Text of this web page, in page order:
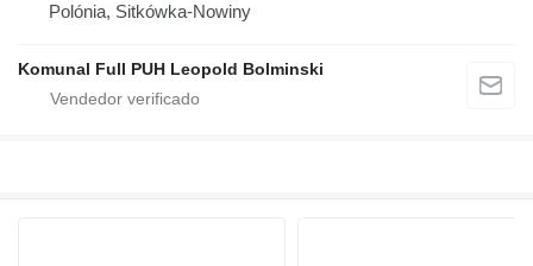
Polónia, Sitkówka-Nowiny
Komunal Full PUH Leopold Bolminski